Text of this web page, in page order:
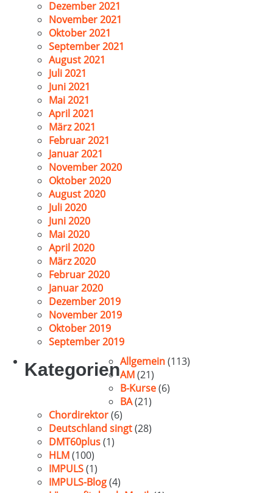
Dezember 2021
November 2021
Oktober 2021
September 2021
August 2021
Juli 2021
Juni 2021
Mai 2021
April 2021
März 2021
Februar 2021
Januar 2021
November 2020
Oktober 2020
August 2020
Juli 2020
Juni 2020
Mai 2020
April 2020
März 2020
Februar 2020
Januar 2020
Dezember 2019
November 2019
Oktober 2019
September 2019
KategorienAllgemein(113)
AM(21)
B-Kurse(6)
BA(21)
Chordirektor(6)
Deutschland singt(28)
DMT60plus(1)
HLM(100)
IMPULS(1)
IMPULS-Blog(4)